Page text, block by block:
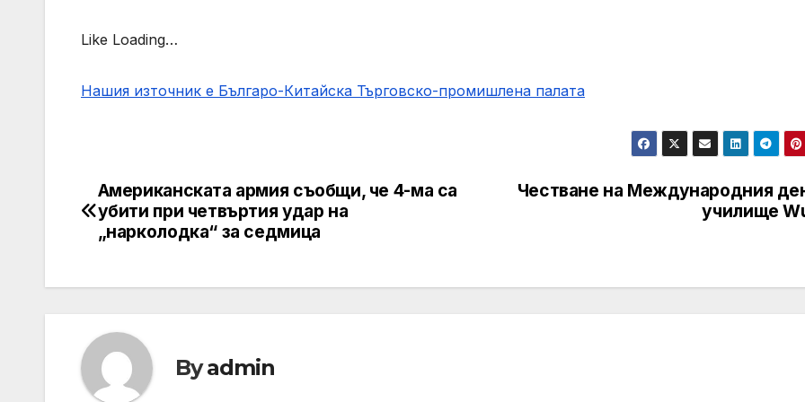
Like Loading…
Нашия източник е Българо-Китайска Търговско-промишлена палaта
Post
navigation
Честване на Международния
училище
Американската армия съобщи, че 4-ма са
убити при четвъртия удар на
„нарколодка“ за седмица
Byadmin